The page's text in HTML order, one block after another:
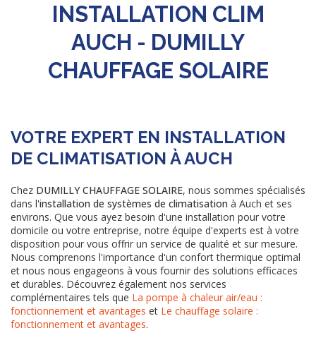
INSTALLATION CLIM
AUCH - DUMILLY
CHAUFFAGE SOLAIRE
VOTRE EXPERT EN INSTALLATION
DE CLIMATISATION À AUCH
Chez DUMILLY CHAUFFAGE SOLAIRE, nous sommes spécialisés
dans l'installation de systèmes de climatisation à Auch et ses
environs. Que vous ayez besoin d'une installation pour votre
domicile ou votre entreprise, notre équipe d'experts est à votre
disposition pour vous offrir un service de qualité et sur mesure.
Nous comprenons l'importance d'un confort thermique optimal
et nous nous engageons à vous fournir des solutions efficaces
et durables. Découvrez également nos services
complémentaires tels que La pompe à chaleur air/eau :
fonctionnement et avantages et Le chauffage solaire :
fonctionnement et avantages.